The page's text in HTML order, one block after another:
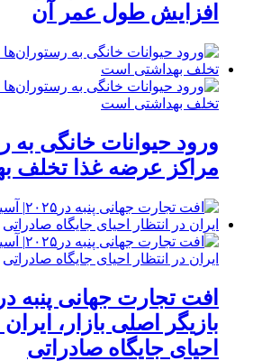
افزایش طول عمر آن
ورود حیوانات خانگی به
مراکز عرضه غذا تخلف
بازیگر اصلی بازار، ایران
احیای جایگاه صادراتی